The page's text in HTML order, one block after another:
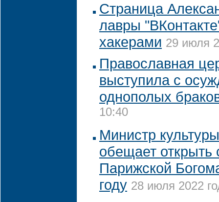
Страница
лавры
хакерами 29 июля
Православная
выступила с
однополых
10:40
Министр
обещает открыть
Парижской
году 28 июля 2022